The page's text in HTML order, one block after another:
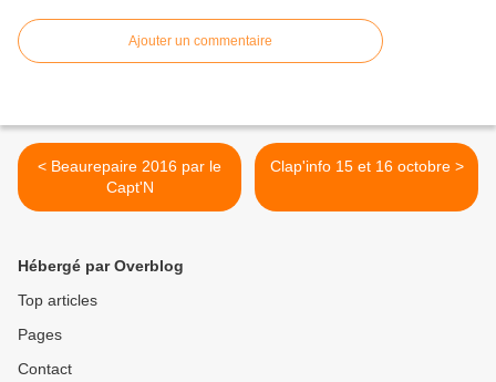
Ajouter un commentaire
< Beaurepaire 2016 par le
Capt'N
Clap'info 15 et 16 octobre >
Hébergé par Overblog
Top articles
Pages
Contact